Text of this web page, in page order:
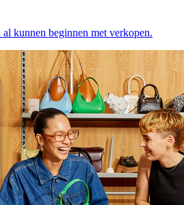
al kunnen beginnen met verkopen.